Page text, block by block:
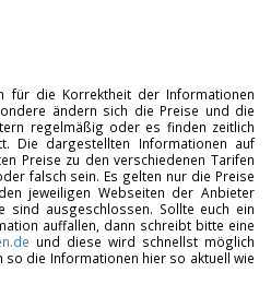
für die Korrektheit der Informationen
ändern sich die Preise und die
regelmäßig oder es finden zeitlich
Die dargestellten Informationen auf
Preise zu den verschiedenen Tarifen
falsch sein. Es gelten nur die Preise
jeweiligen Webseiten der Anbieter
sind ausgeschlossen. Sollte euch ein
auffallen, dann schreibt bitte eine
und diese wird schnellst möglich
so die Informationen hier so aktuell wie